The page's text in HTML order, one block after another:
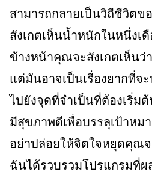
สามารถกลายเป็นวิถีชีวิต
สังเกตเห็นน้ำหนักในหนึ่งเ
ข้างหน้าคุณจะสังเกตเห็น
แต่มันอาจเป็นเรื่องยากที่
ไปยังจุดที่จำเป็นที่ต้องเริ่ม
มีสุขภาพดีเพื่อบรรลุเป้าหม
อย่าปล่อยให้จิตใจหยุดคุณ
ฉันได้รวบรวมโปรแกรมที่ผ